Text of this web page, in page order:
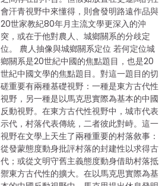
會汗青視野中來懂得，則會發明路遠作品與
20世家教紀80年月主流文學更深入的沖
突，或在于他對農人、城鄉關系的分歧定
位。 農人抽像與城鄉關系定位 若何定位城
鄉關系是20世紀中國的焦點題目，也是20
世紀中國文學的焦點題目。對這一題目的切
磋重要有兩種基礎視野：一種是東方古代性
視野，另一種是以馬克思實際為基本的中國
反動視野。在東方古代性視野中，城市代表
示代，村落代表傳統，二者彼此對峙。這一
視野在文學上天生了兩種重要的村落敘事：
從發蒙態度動身批評村落的封建性以求得古
代；或從文明守舊主義態度動身借助村落抵
禦東方古代性的擴大。在以馬克思實際為基